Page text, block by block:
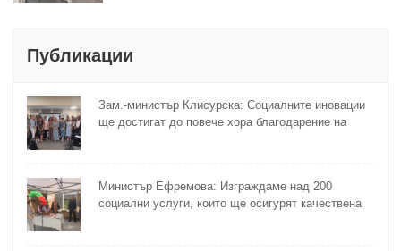
Публикации
Зам.-министър Клисурска: Социалните иновации
ще достигат до повече хора благодарение на
Министър Ефремова: Изграждаме над 200
социални услуги, които ще осигурят качествена